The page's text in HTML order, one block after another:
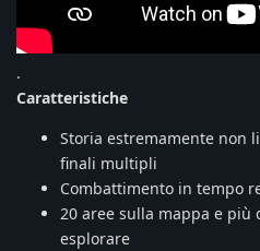
.
Caratteristiche
Storia estremamente non
finali multipli
Combattimento in tempo
20 aree sulla mappa e
esplorare